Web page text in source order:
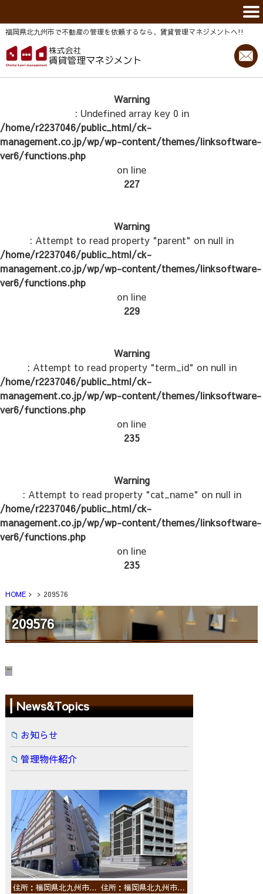
福岡県北九州市で不動産の管理を依頼するなら、賃貸管理マネジメントヘ!!
Warning
: Undefined array key 0 in
/home/r2237046/public_html/ck-
management.co.jp/wp/wp-content/themes/linksoftware-
ver6/functions.php
on line
227
Warning
: Attempt to read property "parent" on null in
/home/r2237046/public_html/ck-
management.co.jp/wp/wp-content/themes/linksoftware-
ver6/functions.php
on line
229
Warning
: Attempt to read property "term_id" on null in
/home/r2237046/public_html/ck-
management.co.jp/wp/wp-content/themes/linksoftware-
ver6/functions.php
on line
235
Warning
: Attempt to read property "cat_name" on null in
/home/r2237046/public_html/ck-
management.co.jp/wp/wp-content/themes/linksoftware-
ver6/functions.php
on line
235
HOME 209576
209576
News&Topics
お知らせ
管理物件紹介
住所：福岡県北九州市… 住所：福岡県北九州市…